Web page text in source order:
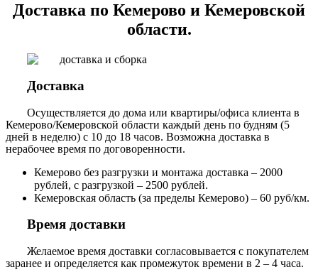
Доставка по Кемерово и Кемеровской
области.
Доставка
Осуществляется до дома или квартиры/офиса клиента в
Кемерово/Кемеровской области каждый день по будням (5
дней в неделю) с 10 до 18 часов. Возможна доставка в
нерабочее время по договоренности.
Кемерово без разгрузки и монтажа доставка – 2000
рублей, с разгрузкой – 2500 рублей.
Кемеровская область (за пределы Кемерово) – 60 руб/км.
Время доставки
Желаемое время доставки согласовывается с покупателем
заранее и определяется как промежуток времени в 2 – 4 часа.